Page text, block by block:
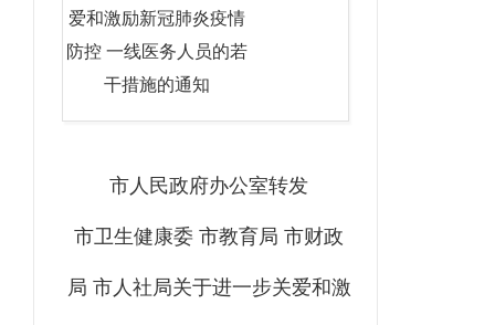
爱和激励新冠肺炎疫情
防控 一线医务人员的若
干措施的通知
市人民政府办公室转发
市卫生健康委 市教育局 市财政
局 市人社局关于进一步关爱和激